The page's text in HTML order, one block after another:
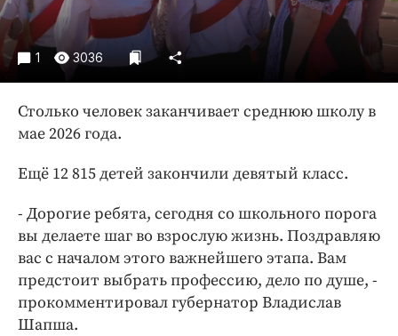
Блоги
Издания
Медиаперсона
Клиника года
Работодатель года
1 3036
Столько человек заканчивает среднюю школу в
мае 2026 года.
Ещё 12 815 детей закончили девятый класс.
- Дорогие ребята, сегодня со школьного порога
вы делаете шаг во взрослую жизнь. Поздравляю
вас с началом этого важнейшего этапа. Вам
предстоит выбрать профессию, дело по душе, -
прокомментировал губернатор Владислав
Шапша.